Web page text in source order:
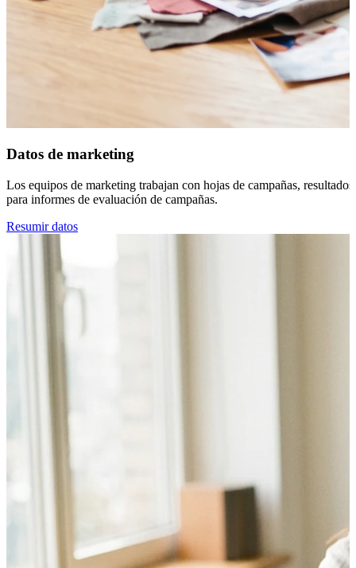
Datos de marketing
Los equipos de marketing trabajan con hojas de campañas,
para informes de evaluación de campañas.
Resumir datos